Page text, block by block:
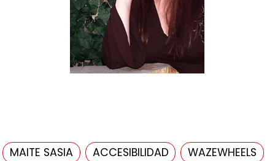
MAITE SASIA ACCESIBILIDAD WAZEWHEELS